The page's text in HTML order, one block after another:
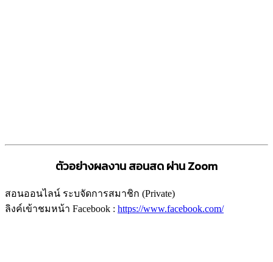
ตัวอย่างผลงานสอนสด ผ่าน Zoom
สอนออนไลน์ ระบจัดการสมาชิก (Private)
ลิงค์เข้าชมหน้า Facebook : https://www.facebook.com/